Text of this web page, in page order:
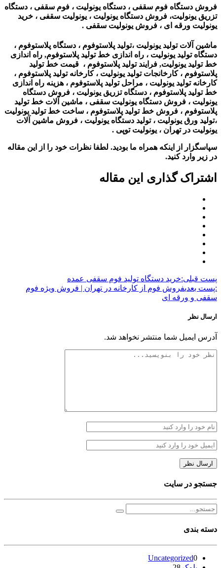
فروش دستگاه فوم سقفی ، دستگاه یونولیت ، فوم سقفی ، دستگاه
تزریق یونولیت، فروش دستگاه یونولیت ، یونولیت سقفی ، خرید
یونولیت ورقه ای ، فروش یونولیت سقفی .
ماشین آلات تولید یونولیت ،تولید پلاستوفوم ، دستگاه پلاستوفوم ،
دستگاه تولید یونولیت ، راه اندازی خط تولید پلاستوفوم, راه اندازی
خط تولید یونولیت, فرایند تولید پلاستوفوم ، قیمت خط تولید
پلاستوفوم ، کارخانجات تولید یونولیت ، کارخانه تولید پلاستوفوم ،
کارخانه تولید یونولیت ، مراحل تولید پلاستوفوم ، هزینه راه اندازی
خط تولید پلاستوفوم ، دستگاه تزریق یونولیت ، فروش دستگاه
یونولیت ، فروش دستگاه یونولیت سقفی ، ماشین آلات خط تولید
پلاستوفوم ، فروش خط تولید پلاستوفوم ، ساخت خط تولید یونولیت
،تولید ورق یونولیت ، تولید دستگاه یونولیت ، فروش ماشین آلات
یونولیت در تهران ، یونولیت توپی .
سپاسگزار از اینکه همراه ما بودید. لطفا نظرات خود را از این مقاله
در زیر وارد کنید.
اشتراک گذاری این مقاله
پست قبلی:خرید دستگاه تولید فوم سقفی عمده
:پست بعدیفروش فوم از کارخانه در تهران | فروش ویژه فوم
سقفی و ورقه ای
ارسال نظر
آدرس ایمیل شما منتشر نخواهد شد.
جستجو در سایت
دسته بندی
Uncategorized0